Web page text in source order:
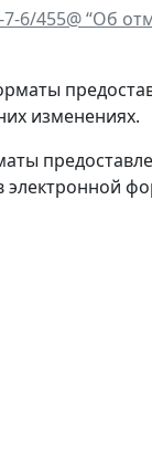
455@ “Об
изменениях.
электронной